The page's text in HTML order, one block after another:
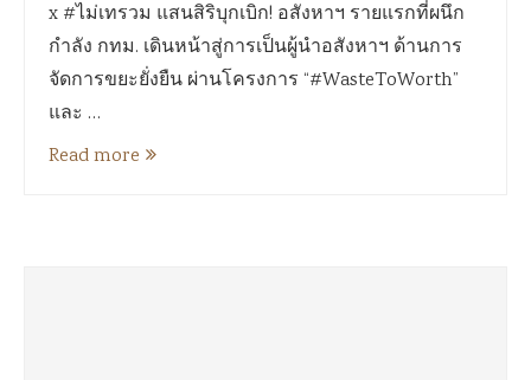
x #ไม่เทรวม แสนสิริบุกเบิก! อสังหาฯ รายแรกที่ผนึก
กำลัง กทม. เดินหน้าสู่การเป็นผู้นำอสังหาฯ ด้านการ
จัดการขยะยั่งยืน ผ่านโครงการ “#WasteToWorth”
และ …
Read more